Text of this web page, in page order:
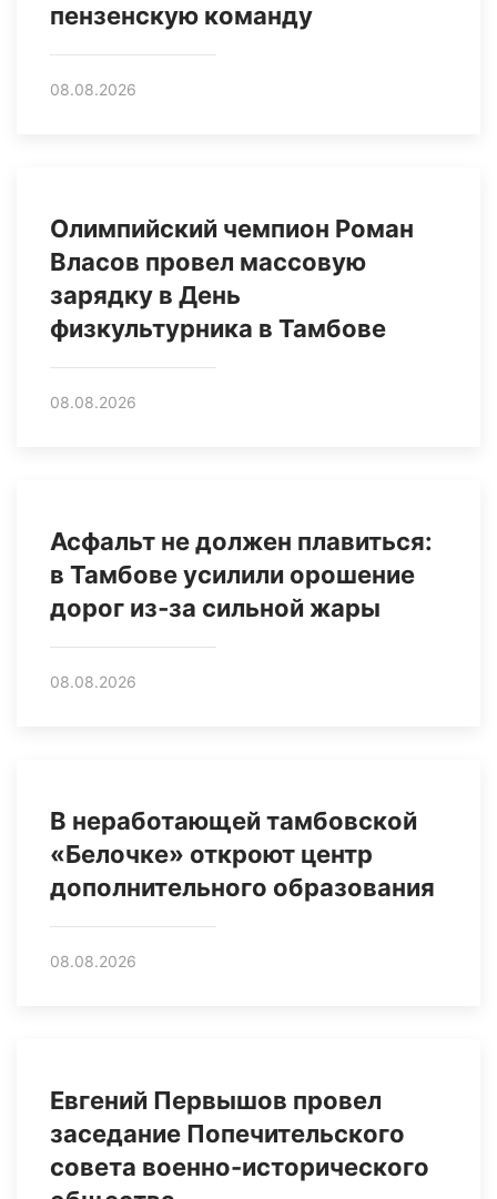
пензенскую команду
08.08.2026
Олимпийский чемпион Роман
Власов провел массовую
зарядку в День
физкультурника в Тамбове
08.08.2026
Асфальт не должен плавиться:
в Тамбове усилили орошение
дорог из‑за сильной жары
08.08.2026
В неработающей тамбовской
«Белочке» откроют центр
дополнительного образования
08.08.2026
Евгений Первышов провел
заседание Попечительского
совета военно-исторического